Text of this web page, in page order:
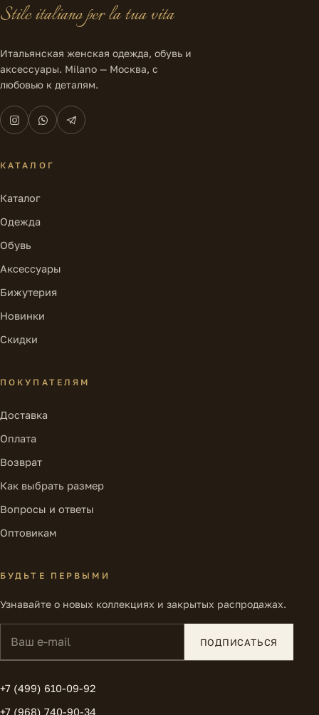
Stile italiano per la tua vita
Итальянская женская одежда, обувь и
аксессуары. Milano — Москва, с
любовью к деталям.
КАТАЛОГ
Каталог
Одежда
Обувь
Аксессуары
Бижутерия
Новинки
Скидки
ПОКУПАТЕЛЯМ
Доставка
Оплата
Возврат
Как выбрать размер
Вопросы и ответы
Оптовикам
БУДЬТЕ ПЕРВЫМИ
Узнавайте о новых коллекциях и закрытых распродажах.
ПОДПИСАТЬСЯ
+7 (499) 610-09-92
+7 (968) 740-90-34